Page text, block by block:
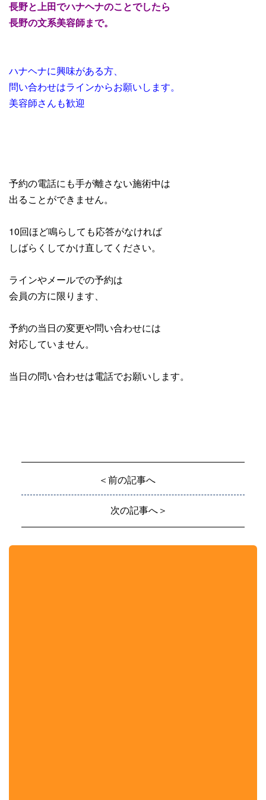
長野と上田でハナヘナのことでしたら
長野の文系美容師まで。
ハナヘナに興味がある方、
問い合わせはラインからお願いします。
美容師さんも歓迎
予約の電話にも手が離さない施術中は
出ることができません。
10回ほど鳴らしても応答がなければ
しばらくしてかけ直してください。
ラインやメールでの予約は
会員の方に限ります、
予約の当日の変更や問い合わせには
対応していません。
当日の問い合わせは電話でお願いします。
＜前の記事へ
次の記事へ＞